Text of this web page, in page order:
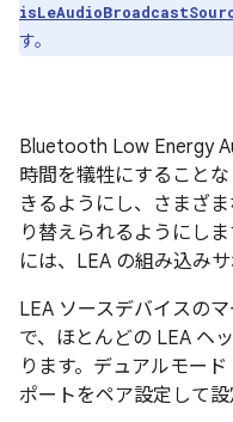
す。
Bluetooth Low Energy
時間を犠牲にすること
きるようにし、さまざ
り替えられるようにしま
には、LEA の組み込み
LEA ソースデバイスの
で、ほとんどの LEA ヘ
ります。デュアルモー
ポートをペア設定して設